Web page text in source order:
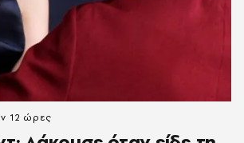
12 ώρες